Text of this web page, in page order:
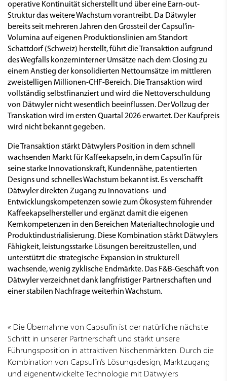
operative Kontinuität sicherstellt und über eine Earn-out-
Struktur das weitere Wachstum vorantreibt. Da Dätwyler
bereits seit mehreren Jahren den Grossteil der Capsul’in-
Volumina auf eigenen Produktionslinien am Standort
Schattdorf (Schweiz) herstellt, führt die Transaktion aufgrund
des Wegfalls konzerninterner Umsätze nach dem Closing zu
einem Anstieg der konsolidierten Nettoumsätze im mittleren
zweistelligen Millionen-CHF-Bereich. Die Transaktion wird
vollständig selbstfinanziert und wird die Nettoverschuldung
von Dätwyler nicht wesentlich beeinflussen. Der Vollzug der
Transkation wird im ersten Quartal 2026 erwartet. Der Kaufpreis
wird nicht bekannt gegeben.
Die Transaktion stärkt Dätwylers Position in dem schnell
wachsenden Markt für Kaffeekapseln, in dem Capsul’in für
seine starke Innovationskraft, Kundennähe, patentierten
Designs und schnelles Wachstum bekannt ist. Es verschafft
Dätwyler direkten Zugang zu Innovations- und
Entwicklungskompetenzen sowie zum Ökosystem führender
Kaffeekapselhersteller und ergänzt damit die eigenen
Kernkompetenzen in den Bereichen Materialtechnologie und
Produktindustrialisierung. Diese Kombination stärkt Dätwylers
Fähigkeit, leistungsstarke Lösungen bereitzustellen, und
unterstützt die strategische Expansion in strukturell
wachsende, wenig zyklische Endmärkte. Das F&B-Geschäft von
Dätwyler verzeichnet dank langfristiger Partnerschaften und
einer stabilen Nachfrage weiterhin Wachstum.
Die Übernahme von Capsul’in ist der natürliche nächste
Schritt in unserer Partnerschaft und stärkt unsere
Führungsposition in attraktiven Nischenmärkten. Durch die
Kombination von Capsul’in’s Lösungsdesign, Marktzugang
und eigenentwickelte Technologie mit Dätwylers